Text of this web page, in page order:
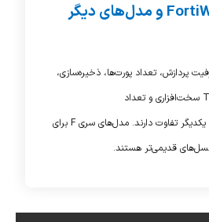
تفاوت FortiWeb 4000F و مدل‌های دیگر
پردازش، تعداد پورت‌ها، ذخیره‌سازی،
سخت‌افزاری و تعداد
یکدیگر تفاوت دارند. مدل‌های سریF برای
قدیمی‌تر هستند.